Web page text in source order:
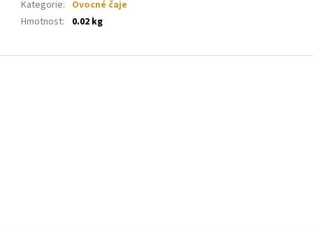
Kategorie: Ovocné čaje
Hmotnost: 0.02 kg